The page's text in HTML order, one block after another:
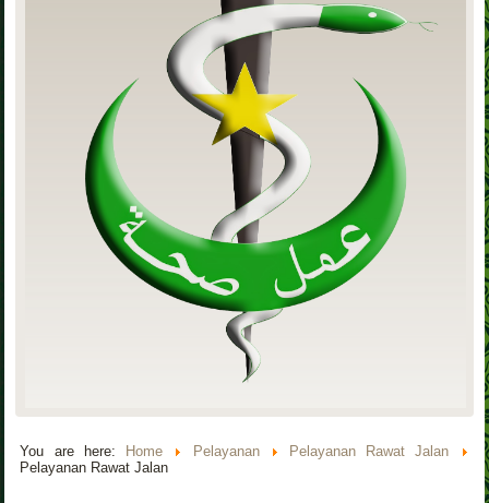
You are here: Home Pelayanan
Pelayanan Rawat Jalan
Pelayanan Rawat Jalan